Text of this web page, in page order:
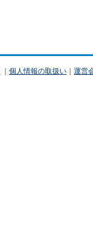
｜ 個人情報の取扱い ｜ 運営